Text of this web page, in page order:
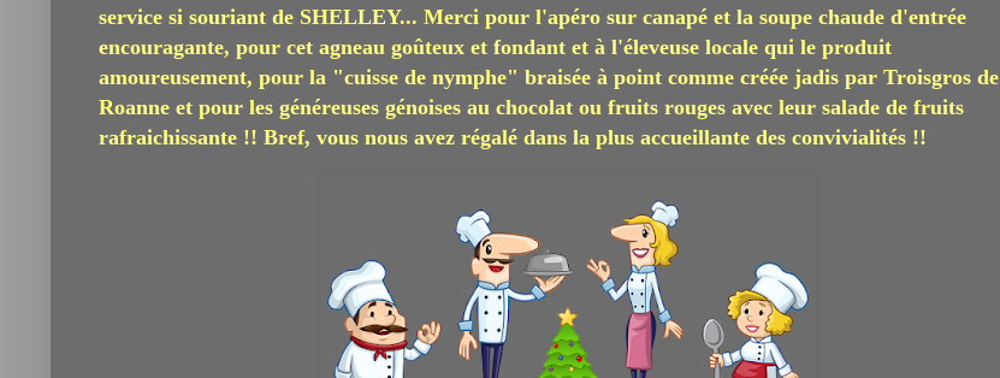
service si souriant de SHELLEY... Merci pour l'apéro sur canapé et la soupe chaude d'entrée
encouragante, pour cet agneau goûteux et fondant et à l'éleveuse locale qui le produit
amoureusement, pour la "cuisse de nymphe" braisée à point comme créée jadis par Troisgros de
Roanne et pour les généreuses génoises au chocolat ou fruits rouges avec leur salade de fruits
rafraichissante !! Bref, vous nous avez régalé dans la plus accueillante des convivialités !!